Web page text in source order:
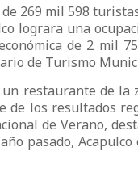
269 mil 598
lograra una
de 2 mil
de Turismo
restaurante de la
los resultados
de Verano,
pasado,